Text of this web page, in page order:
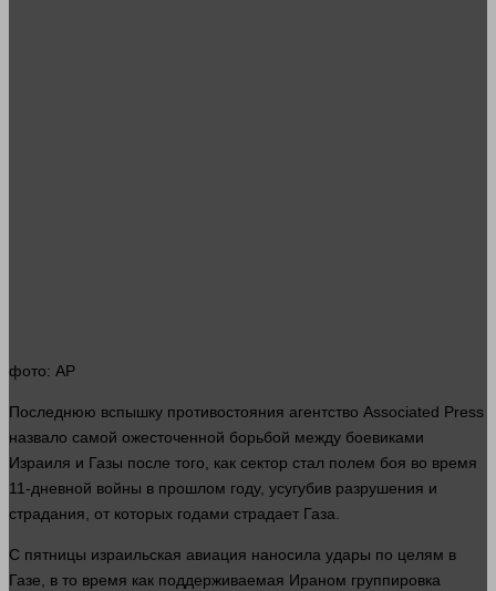
фото: AP
Последнюю вспышку противостояния агентство Associated Press
назвало самой ожесточенной борьбой между боевиками
Израиля и Газы после того, как сектор стал полем боя во время
11-дневной войны в прошлом году, усугубив разрушения и
страдания, от которых годами страдает Газа.
С пятницы израильская авиация наносила удары по целям в
Газе, в то время как поддерживаемая Ираном группировка